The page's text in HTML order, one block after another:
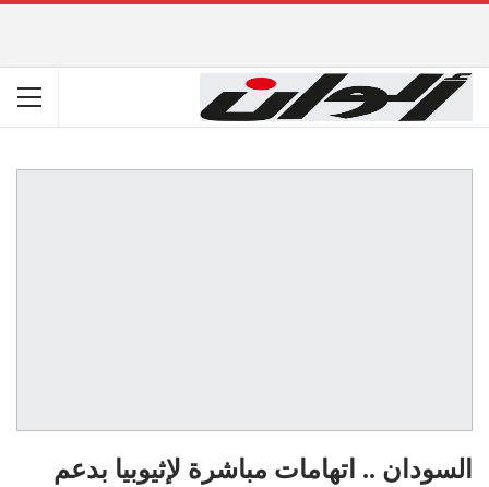
السودان .. اتهامات مباشرة لإثيوبيا بدعم